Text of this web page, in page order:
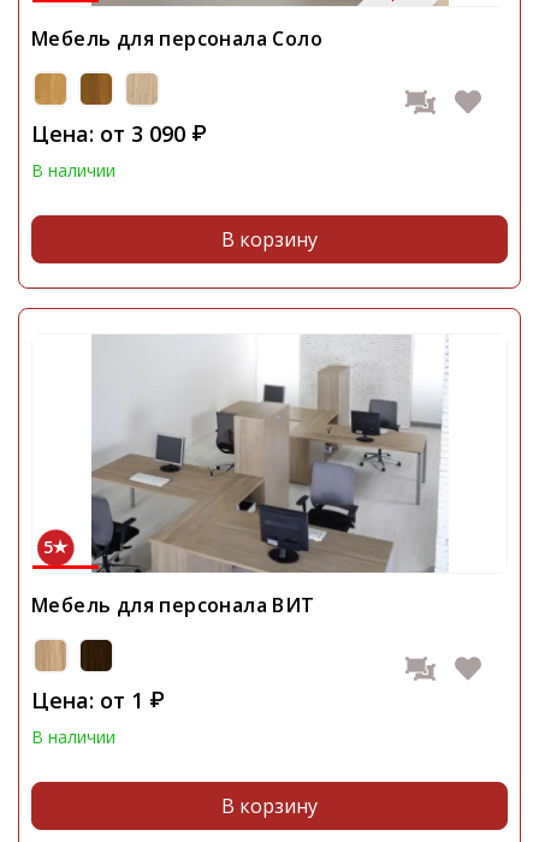
Мебель для персонала Соло
Цена: от 3 090 ₽
В наличии
В корзину
5
Мебель для персонала ВИТ
Цена: от 1 ₽
В наличии
В корзину